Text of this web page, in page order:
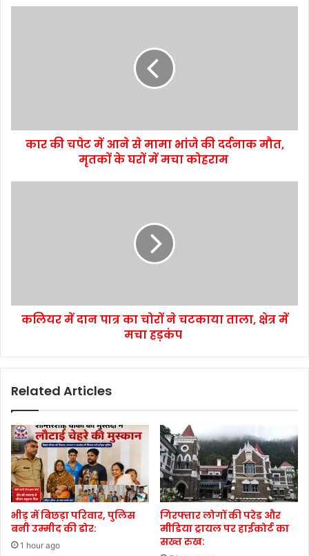
कार की चपेट में आने से मामा भांजे की दर्दनाक मौत,
मृतकों के घरों में मचा कोहराम
कलियर में दान पात्र का चोरों ने चटकाया ताला, क्षेत्र में
मचा हड़कंप
Related Articles
भीड़ में बिछड़ा परिवार, पुलिस
बनी उम्मीद की डोर:
1 hour ago
गिरफ्तार लोगों की परेड और
मीडिया ट्रायल पर हाईकोर्ट का
सख्त रुख: